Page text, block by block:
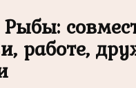
работе,